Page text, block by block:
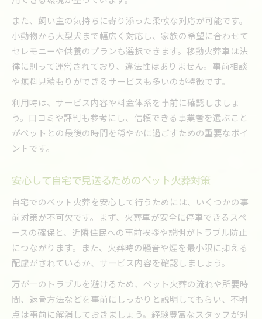
また、飼い主の気持ちに寄り添った柔軟な対応が可能です。
小動物から大型犬まで幅広く対応し、家族の希望に合わせて
セレモニーや供養のプランも選択できます。移動火葬車は法
律に則って運営されており、違法性はありません。事前相談
や無料見積もりができるサービスも多いのが特徴です。
利用時は、サービス内容や料金体系を事前に確認しましょ
う。口コミや評判も参考にし、信頼できる事業者を選ぶこと
がペットとの最後の時間を穏やかに過ごすための重要なポイ
ントです。
安心して自宅で見送るためのペット火葬対策
自宅でのペット火葬を安心して行うためには、いくつかの事
前対策が不可欠です。まず、火葬車が安全に停車できるスペ
ースの確保と、近隣住民への事前挨拶や説明がトラブル防止
につながります。また、火葬時の騒音や煙を最小限に抑える
配慮がされているか、サービス内容を確認しましょう。
万が一のトラブルを避けるため、ペット火葬の流れや所要時
間、返骨方法などを事前にしっかりと説明してもらい、不明
点は事前に解消しておきましょう。経験豊富なスタッフが対